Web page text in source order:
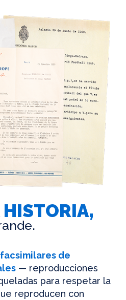
facsimilares de
— reproducciones
para respetar la
reproducen con